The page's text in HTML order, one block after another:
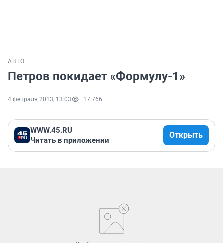
АВТО
Петров покидает «Формулу-1»
4 февраля 2013, 13:03 17 766
WWW.45.RU
Читать в приложении
Открыть